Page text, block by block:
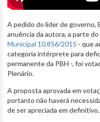
A pedido do líder de governo,
anuência da autora, a parte
Municipal 10.856/2015 - que
categoria intérprete para
permanente da PBH -, foi
Plenário.
A proposta aprovada em
portanto não haverá
de ser apreciada em definitivo.